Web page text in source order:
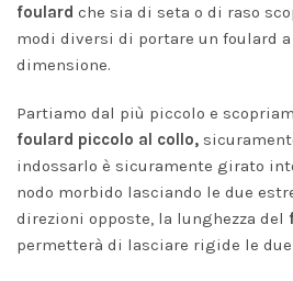
foulard che sia di seta o di raso
modi diversi di portare un foulard
dimensione.
Partiamo dal più piccolo e
foulard piccolo al collo,
indossarlo è sicuramente girato
nodo morbido lasciando le due
direzioni opposte, la lunghezza del
permetterà di lasciare rigide le